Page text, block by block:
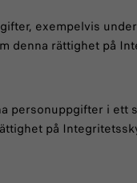
exempelvis
denna rättighet på
i
på